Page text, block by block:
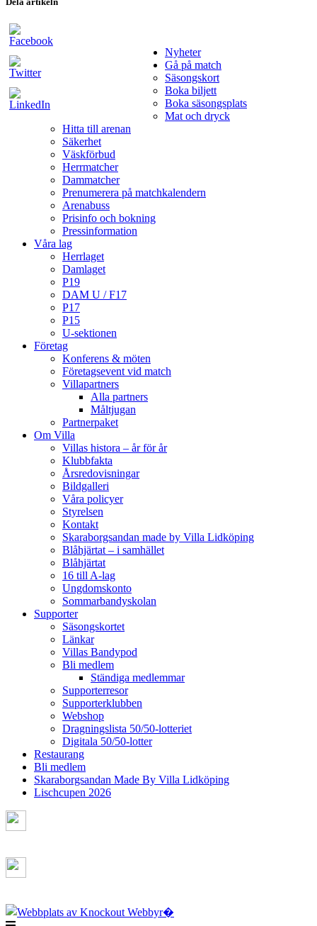
Nyheter
Gå på match
Säsongskort
Boka biljett
Boka säsongsplats
Mat och dryck
Hitta till arenan
Säkerhet
Väskförbud
Herrmatcher
Dammatcher
Prenumerera på matchkalendern
Arenabuss
Prisinfo och bokning
Pressinformation
Våra lag
Herrlaget
Damlaget
P19
DAM U / F17
P17
P15
U-sektionen
Företag
Konferens & möten
Företagsevent vid match
Villapartners
Alla partners
Måltjugan
Partnerpaket
Om Villa
Villas histora – år för år
Klubbfakta
Årsredovisningar
Bildgalleri
Våra policyer
Styrelsen
Kontakt
Skaraborgsandan made by Villa Lidköping
Blåhjärtat – i samhället
Blåhjärtat
16 till A-lag
Ungdomskonto
Sommarbandyskolan
Supporter
Säsongskortet
Länkar
Villas Bandypod
Bli medlem
Ständiga medlemmar
Supporterresor
Supporterklubben
Webshop
Dragningslista 50/50-lotteriet
Digitala 50/50-lotter
Restaurang
Bli medlem
Skaraborgsandan Made By Villa Lidköping
Lischcupen 2026